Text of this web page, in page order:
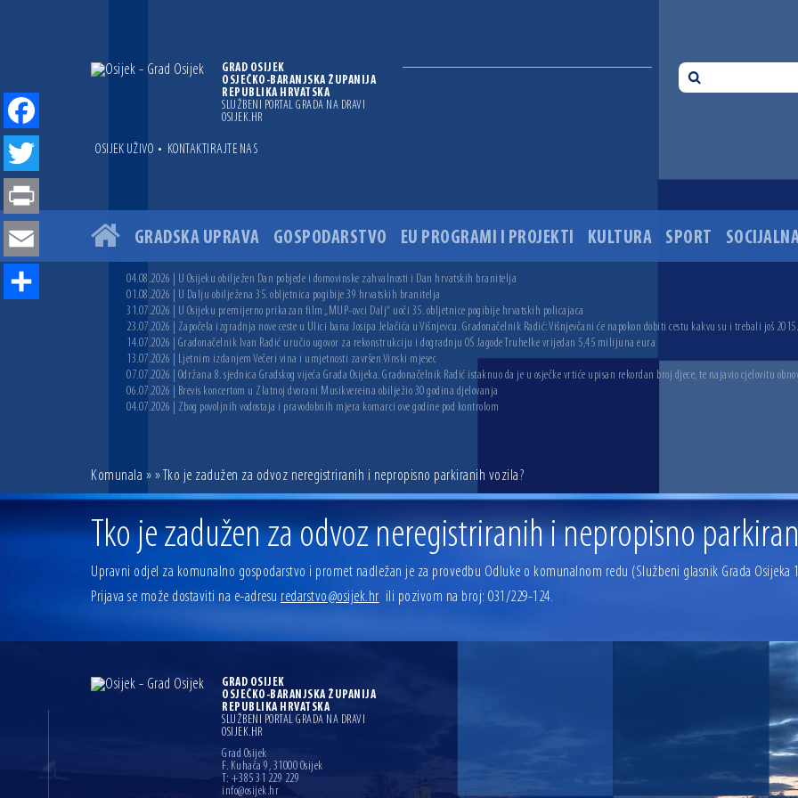
GRAD OSIJEK
OSJEČKO-BARANJSKA ŽUPANIJA
REPUBLIKA HRVATSKA
SLUŽBENI PORTAL GRADA NA DRAVI
OSIJEK.HR
OSIJEK UŽIVO • KONTAKTIRAJTE NAS
GRADSKA UPRAVA GOSPODARSTVO EU PROGRAMI I PROJEKTI KULTURA SPORT
04.08.2026 | U Osijeku obilježen Dan pobjede i domovinske zahvalnosti i Dan hrvatskih branitelja
01.08.2026 | U Dalju obilježena 35. obljetnica pogibije 39 hrvatskih branitelja
31.07.2026 | U Osijeku premijerno prikazan film „MUP-ovci Dalj“ uoči 35. obljetnice pogibije hrvatskih policajaca
23.07.2026 | Započela izgradnja nove ceste u Ulici bana Josipa Jelačića u Višnjevcu. Gradonačelnik Radić: Višnjevčani će napokon dobiti cestu kakvu su i trebali još
14.07.2026 | Gradonačelnik Ivan Radić uručio ugovor za rekonstrukciju i dogradnju OŠ Jagode Truhelke vrijedan 5,45 milijuna eura
13.07.2026 | Ljetnim izdanjem Večeri vina i umjetnosti završen Vinski mjesec
07.07.2026 | Održana 8. sjednica Gradskog vijeća Grada Osijeka. Gradonačelnik Radić istaknuo da je u osječke vrtiće upisan rekordan broj djece, te najavio cjelovitu
06.07.2026 | Brevis koncertom u Zlatnoj dvorani Musikvereina obilježio 30 godina djelovanja
04.07.2026 | Zbog povoljnih vodostaja i pravodobnih mjera komarci ove godine pod kontrolom
Komunala » » Tko je zadužen za odvoz neregistriranih i nepropisno parkiranih vozila?
Tko je zadužen za odvoz neregistriranih i nepropisno
Upravni odjel za komunalno gospodarstvo i promet nadležan je za provedbu Odluke o komunalnom redu (Službeni glasnik Grada Osijeka
Prijava se može dostaviti na e-adresu redarstvo@osijek.hr ili pozivom na broj: 031/229-124.
GRAD OSIJEK
OSJEČKO-BARANJSKA ŽUPANIJA
REPUBLIKA HRVATSKA
SLUŽBENI PORTAL GRADA NA DRAVI
OSIJEK.HR
Grad Osijek
F. Kuhača 9, 31000 Osijek
T: +385 31 229 229
info@osijek.hr
Facebook
Twitter
Print
Email